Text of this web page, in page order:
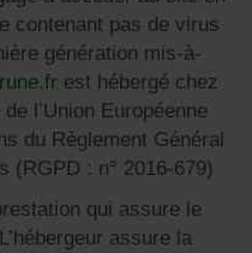
contenant pas de virus
génération mis-à-
est hébergé chez
l’Union Européenne
du Règlement Général
(RGPD : n° 2016-679)
qui assure le
assure la